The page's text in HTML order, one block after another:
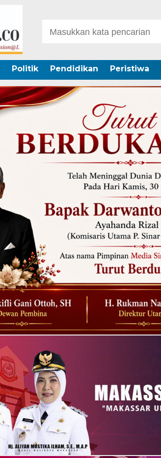
Politik Pendidikan Peristiwa